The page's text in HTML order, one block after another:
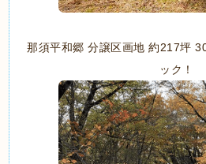
那須平和郷 分譲区画地 約217坪
ック！